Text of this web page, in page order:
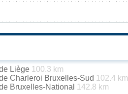
Liège 100.3 km
Charleroi Bruxelles-Sud 102.4 km
Bruxelles-National
142.8 km